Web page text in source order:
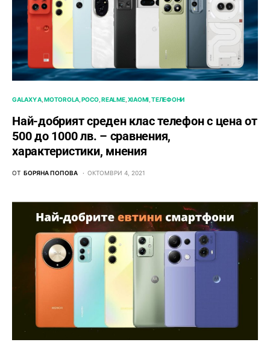
GALAXY A MOTOROLA POCO REALME XIAOMI ТЕЛЕФОНИ
Най-добрият среден клас телефон с цена от
500 до 1000 лв. – сравнения,
характеристики, мнения
ОТ БОРЯНА ПОПОВА ОКТОМВРИ 4, 2021